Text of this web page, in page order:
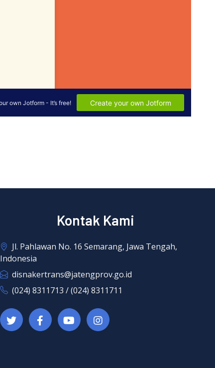
Kontak Kami
Jl. Pahlawan No. 16 Semarang, Jawa Tengah,
Indonesia
disnakertrans@jatengprov.go.id
(024) 8311713 / (024) 8311711